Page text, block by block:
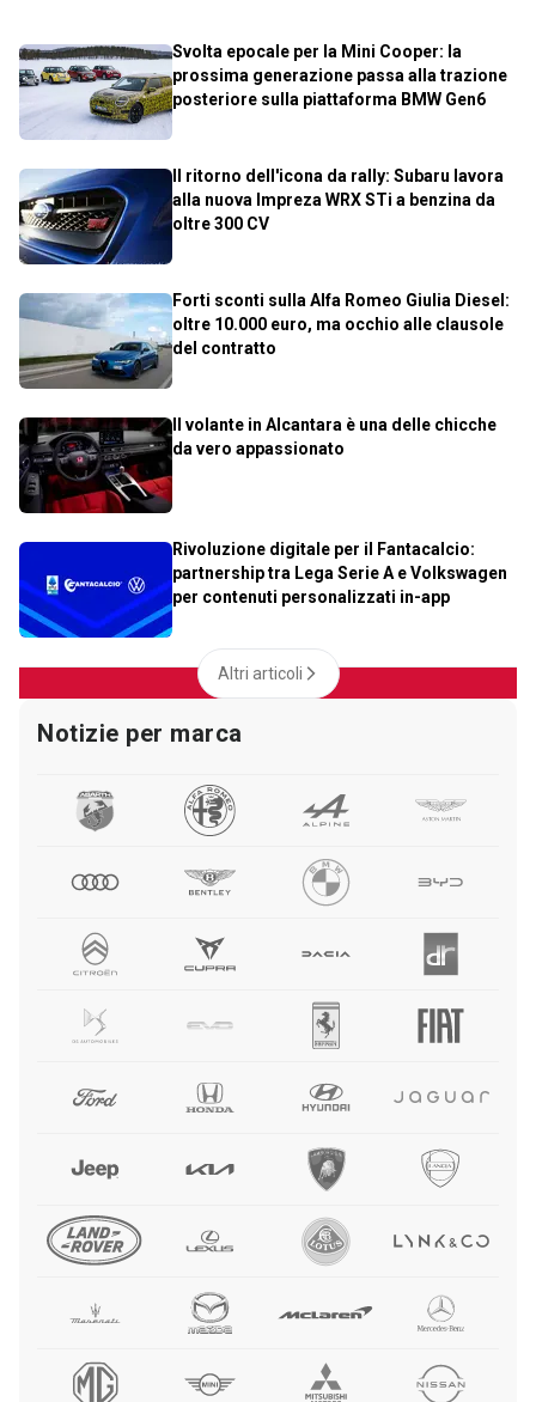
Svolta epocale per la Mini Cooper: la
prossima generazione passa alla trazione
posteriore sulla piattaforma BMW Gen6
Il ritorno dell'icona da rally: Subaru lavora
alla nuova Impreza WRX STi a benzina da
oltre 300 CV
Forti sconti sulla Alfa Romeo Giulia Diesel:
oltre 10.000 euro, ma occhio alle clausole
del contratto
Il volante in Alcantara è una delle chicche
da vero appassionato
Rivoluzione digitale per il Fantacalcio:
partnership tra Lega Serie A e Volkswagen
per contenuti personalizzati in-app
Altri articoli
Notizie per marca